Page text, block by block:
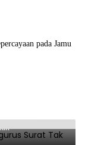
pada Jamu